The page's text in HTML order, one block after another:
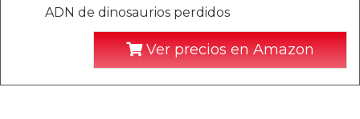
ADN de dinosaurios perdidos
Ver precios en Amazon